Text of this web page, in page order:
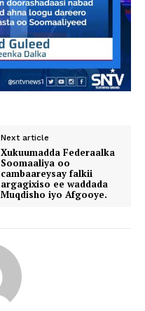
Next article
Xukuumadda Federaalka
Soomaaliya oo
cambaareysay falkii
argagixiso ee waddada
Muqdisho iyo Afgooye.